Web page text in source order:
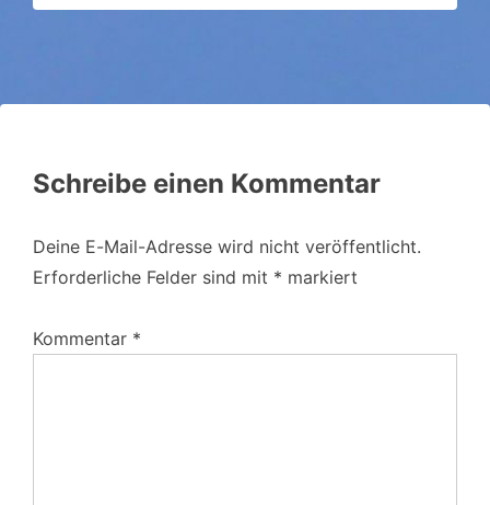
Schreibe einen Kommentar
Deine E-Mail-Adresse wird nicht veröffentlicht.
Erforderliche Felder sind mit * markiert
Kommentar *